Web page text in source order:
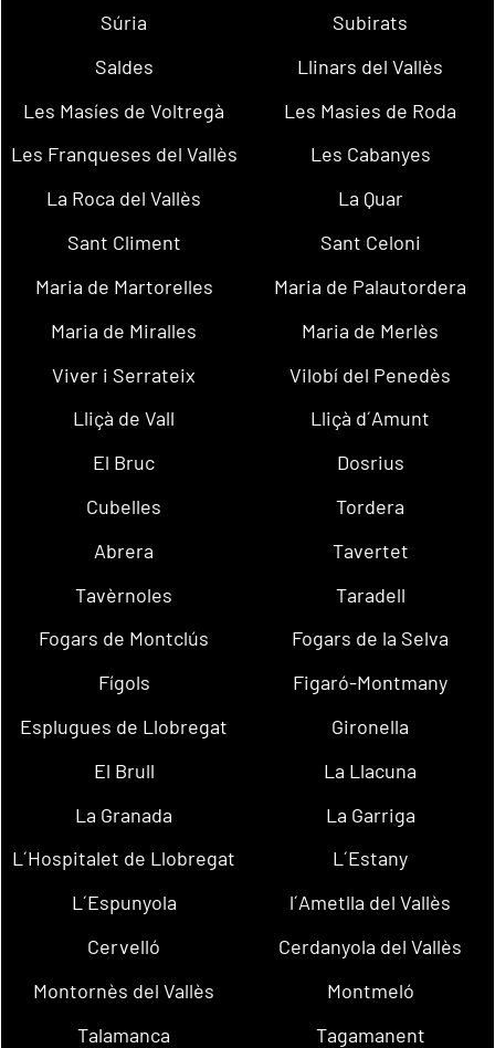
Súria
Subirats
Saldes
Llinars del Vallès
Les Masíes de Voltregà
Les Masies de Roda
Les Franqueses del Vallès
Les Cabanyes
La Roca del Vallès
La Quar
Sant Climent
Sant Celoni
Maria de Martorelles
Maria de Palautordera
Maria de Miralles
Maria de Merlès
Viver i Serrateix
Vilobí del Penedès
Lliçà de Vall
Lliçà d´Amunt
El Bruc
Dosrius
Cubelles
Tordera
Abrera
Tavertet
Tavèrnoles
Taradell
Fogars de Montclús
Fogars de la Selva
Fígols
Figaró-Montmany
Esplugues de Llobregat
Gironella
El Brull
La Llacuna
La Granada
La Garriga
L´Hospitalet de Llobregat
L´Estany
L´Espunyola
l´Ametlla del Vallès
Cervelló
Cerdanyola del Vallès
Montornès del Vallès
Montmeló
Talamanca
Tagamanent